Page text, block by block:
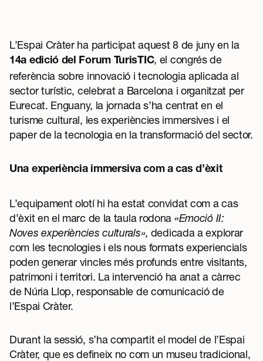
L’Espai Cràter ha participat aquest 8 de juny en la
14a edició del Forum TurisTIC, el congrés de
referència sobre innovació i tecnologia aplicada al
sector turístic, celebrat a Barcelona i organitzat per
Eurecat. Enguany, la jornada s’ha centrat en el
turisme cultural, les experiències immersives i el
paper de la tecnologia en la transformació del sector.
Una experiència immersiva com a cas d’èxit
L’equipament olotí hi ha estat convidat com a cas
d’èxit en el marc de la taula rodona «Emoció II:
Noves experiències culturals», dedicada a explorar
com les tecnologies i els nous formats experiencials
poden generar vincles més profunds entre visitants,
patrimoni i territori. La intervenció ha anat a càrrec
de Núria Llop, responsable de comunicació de
l’Espai Cràter.
Durant la sessió, s’ha compartit el model de l’Espai
Cràter, que es defineix no com un museu tradicional,